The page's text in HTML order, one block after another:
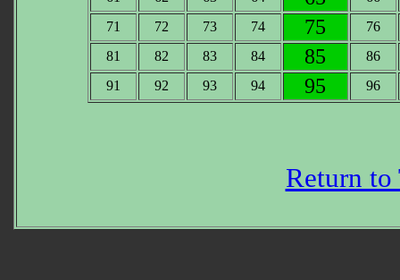
71
72 73 74 75
76
81
82 83 84 85
86
91
92 93 94 95 96
Return to